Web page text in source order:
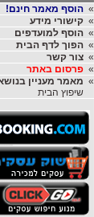
»הוסף מאמר חינם!
»קישורי מידע
»הוסף למועדפים
»הפוך לדף הבית
»צור קשר
»פרסום באתר
» מאמר מעניין
שיפוץ הבית